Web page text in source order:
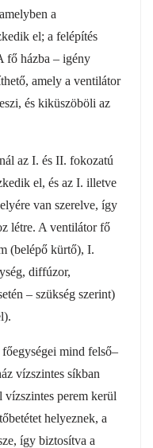
a
el; a felépítés
fő házba – igény
amely a ventilátor
és kiküszöböli az
az I. és II. fokozatú
el, és az I. illetve
van szerelve, így
létre. A ventilátor fő
(belépő kürtő), I.
diffúzor,
– szükség szerint)
mind felső–
vízszintes síkban
vízszintes perem kerül
helyeznek, a
így biztosítva a